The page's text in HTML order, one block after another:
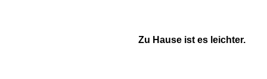
Zu Hause ist es leichter.